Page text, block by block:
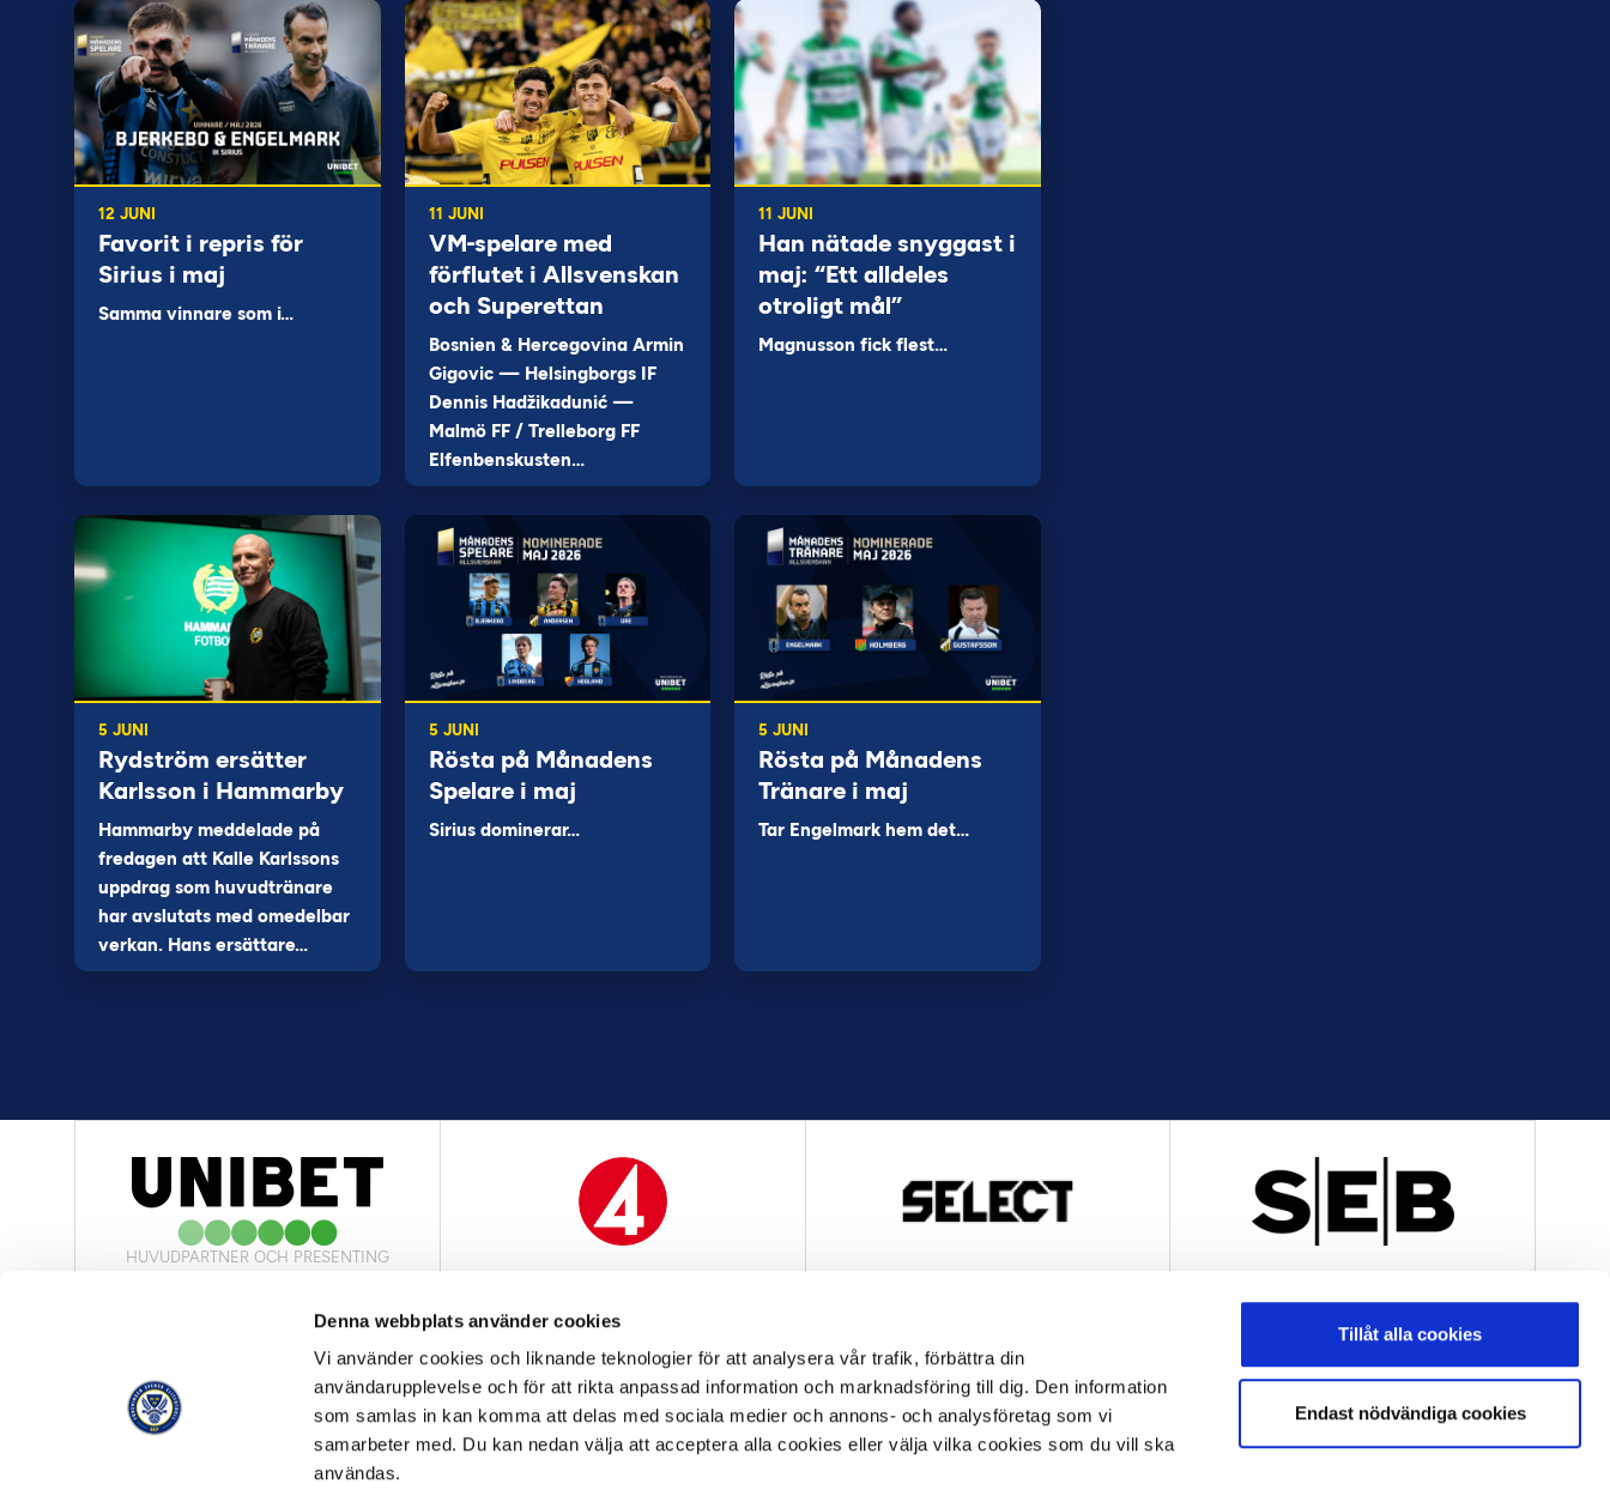
Denna webbplats använder cookies
Vi använder cookies och liknande teknologier för att analysera vår trafik, förbättra din
användarupplevelse och för att rikta anpassad information och marknadsföring till dig. Den information
som samlas in kan komma att delas med sociala medier och annons- och analysföretag som vi
samarbeter med. Du kan nedan välja att acceptera alla cookies eller välja vilka cookies som du vill ska
användas.
Tillåt alla cookies
Endast nödvändiga cookies
12 JUNI
Favorit i repris för
Sirius i maj
Samma vinnare som i…
11 JUNI
VM-spelare med
förflutet i Allsvenskan
och Superettan
Bosnien & Hercegovina Armin
Gigovic — Helsingborgs IF
Dennis Hadžikadunić —
Malmö FF / Trelleborg FF
Elfenbenskusten…
11 JUNI
Han nätade snyggast i
maj: “Ett alldeles
otroligt mål”
Magnusson fick flest…
5 JUNI
Rydström ersätter
Karlsson i Hammarby
Hammarby meddelade på
fredagen att Kalle Karlssons
uppdrag som huvudtränare
har avslutats med omedelbar
verkan. Hans ersättare…
5 JUNI
Rösta på Månadens
Spelare i maj
Sirius dominerar…
5 JUNI
Rösta på Månadens
Tränare i maj
Tar Engelmark hem det…
HUVUDPARTNER OCH PRESENTING
OFFICIELL LEVERANTÖR